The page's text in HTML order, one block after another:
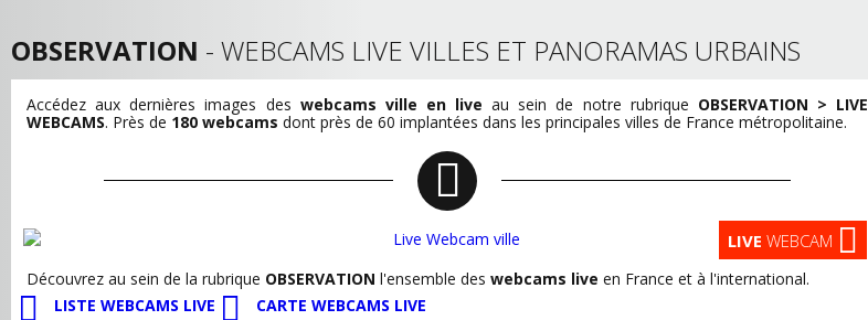
OBSERVATION - WEBCAMS LIVE VILLES ET PANORAMAS URBAINS
Accédez aux dernières images des webcams ville en live au sein de notre rubrique OBSERVATION > LIVE
WEBCAMS. Près de 180 webcams dont près de 60 implantées dans les principales villes de France métropolitaine.
LIVE WEBCAM
Découvrez au sein de la rubrique OBSERVATION l'ensemble des webcams live en France et à l'international.
LISTE WEBCAMS LIVE
CARTE WEBCAMS LIVE